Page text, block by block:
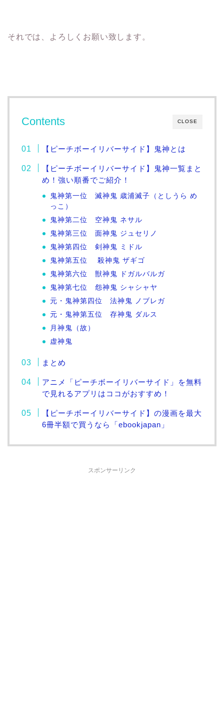
それでは、よろしくお願い致します。
CLOSE
Contents
【ピーチボーイリバーサイド】鬼神とは
【ピーチボーイリバーサイド】鬼神一覧まと
め！強い順番でご紹介！
鬼神第一位 滅神鬼 歳浦滅子（としうら め
っこ）
鬼神第二位 空神鬼 ネサル
鬼神第三位 面神鬼 ジュセリノ
鬼神第四位 剣神鬼 ミドル
鬼神第五位 殺神鬼 ザギゴ
鬼神第六位 獣神鬼 ドガルバルガ
鬼神第七位 怨神鬼 シャシャヤ
元・鬼神第四位 法神鬼 ノブレガ
元・鬼神第五位 存神鬼 ダルス
月神鬼（故）
虚神鬼
まとめ
アニメ「ピーチボーイリバーサイド」を無料
で見れるアプリはココがおすすめ！
【ピーチボーイリバーサイド】の漫画を最大
6冊半額で買うなら「ebookjapan」
スポンサーリンク